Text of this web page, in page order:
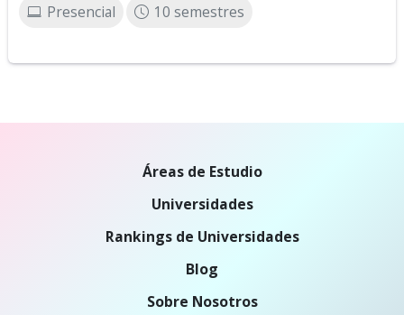
Presencial 10 semestres
Áreas de Estudio
Universidades
Rankings de Universidades
Blog
Sobre Nosotros